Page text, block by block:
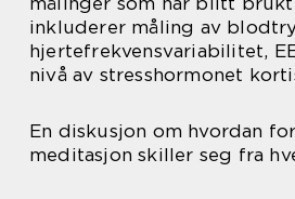
inkluderer måling av
hjertefrekvensvariabilitet,
nivå av stresshormonet
En diskusjon om hvordan
meditasjon skiller seg fra